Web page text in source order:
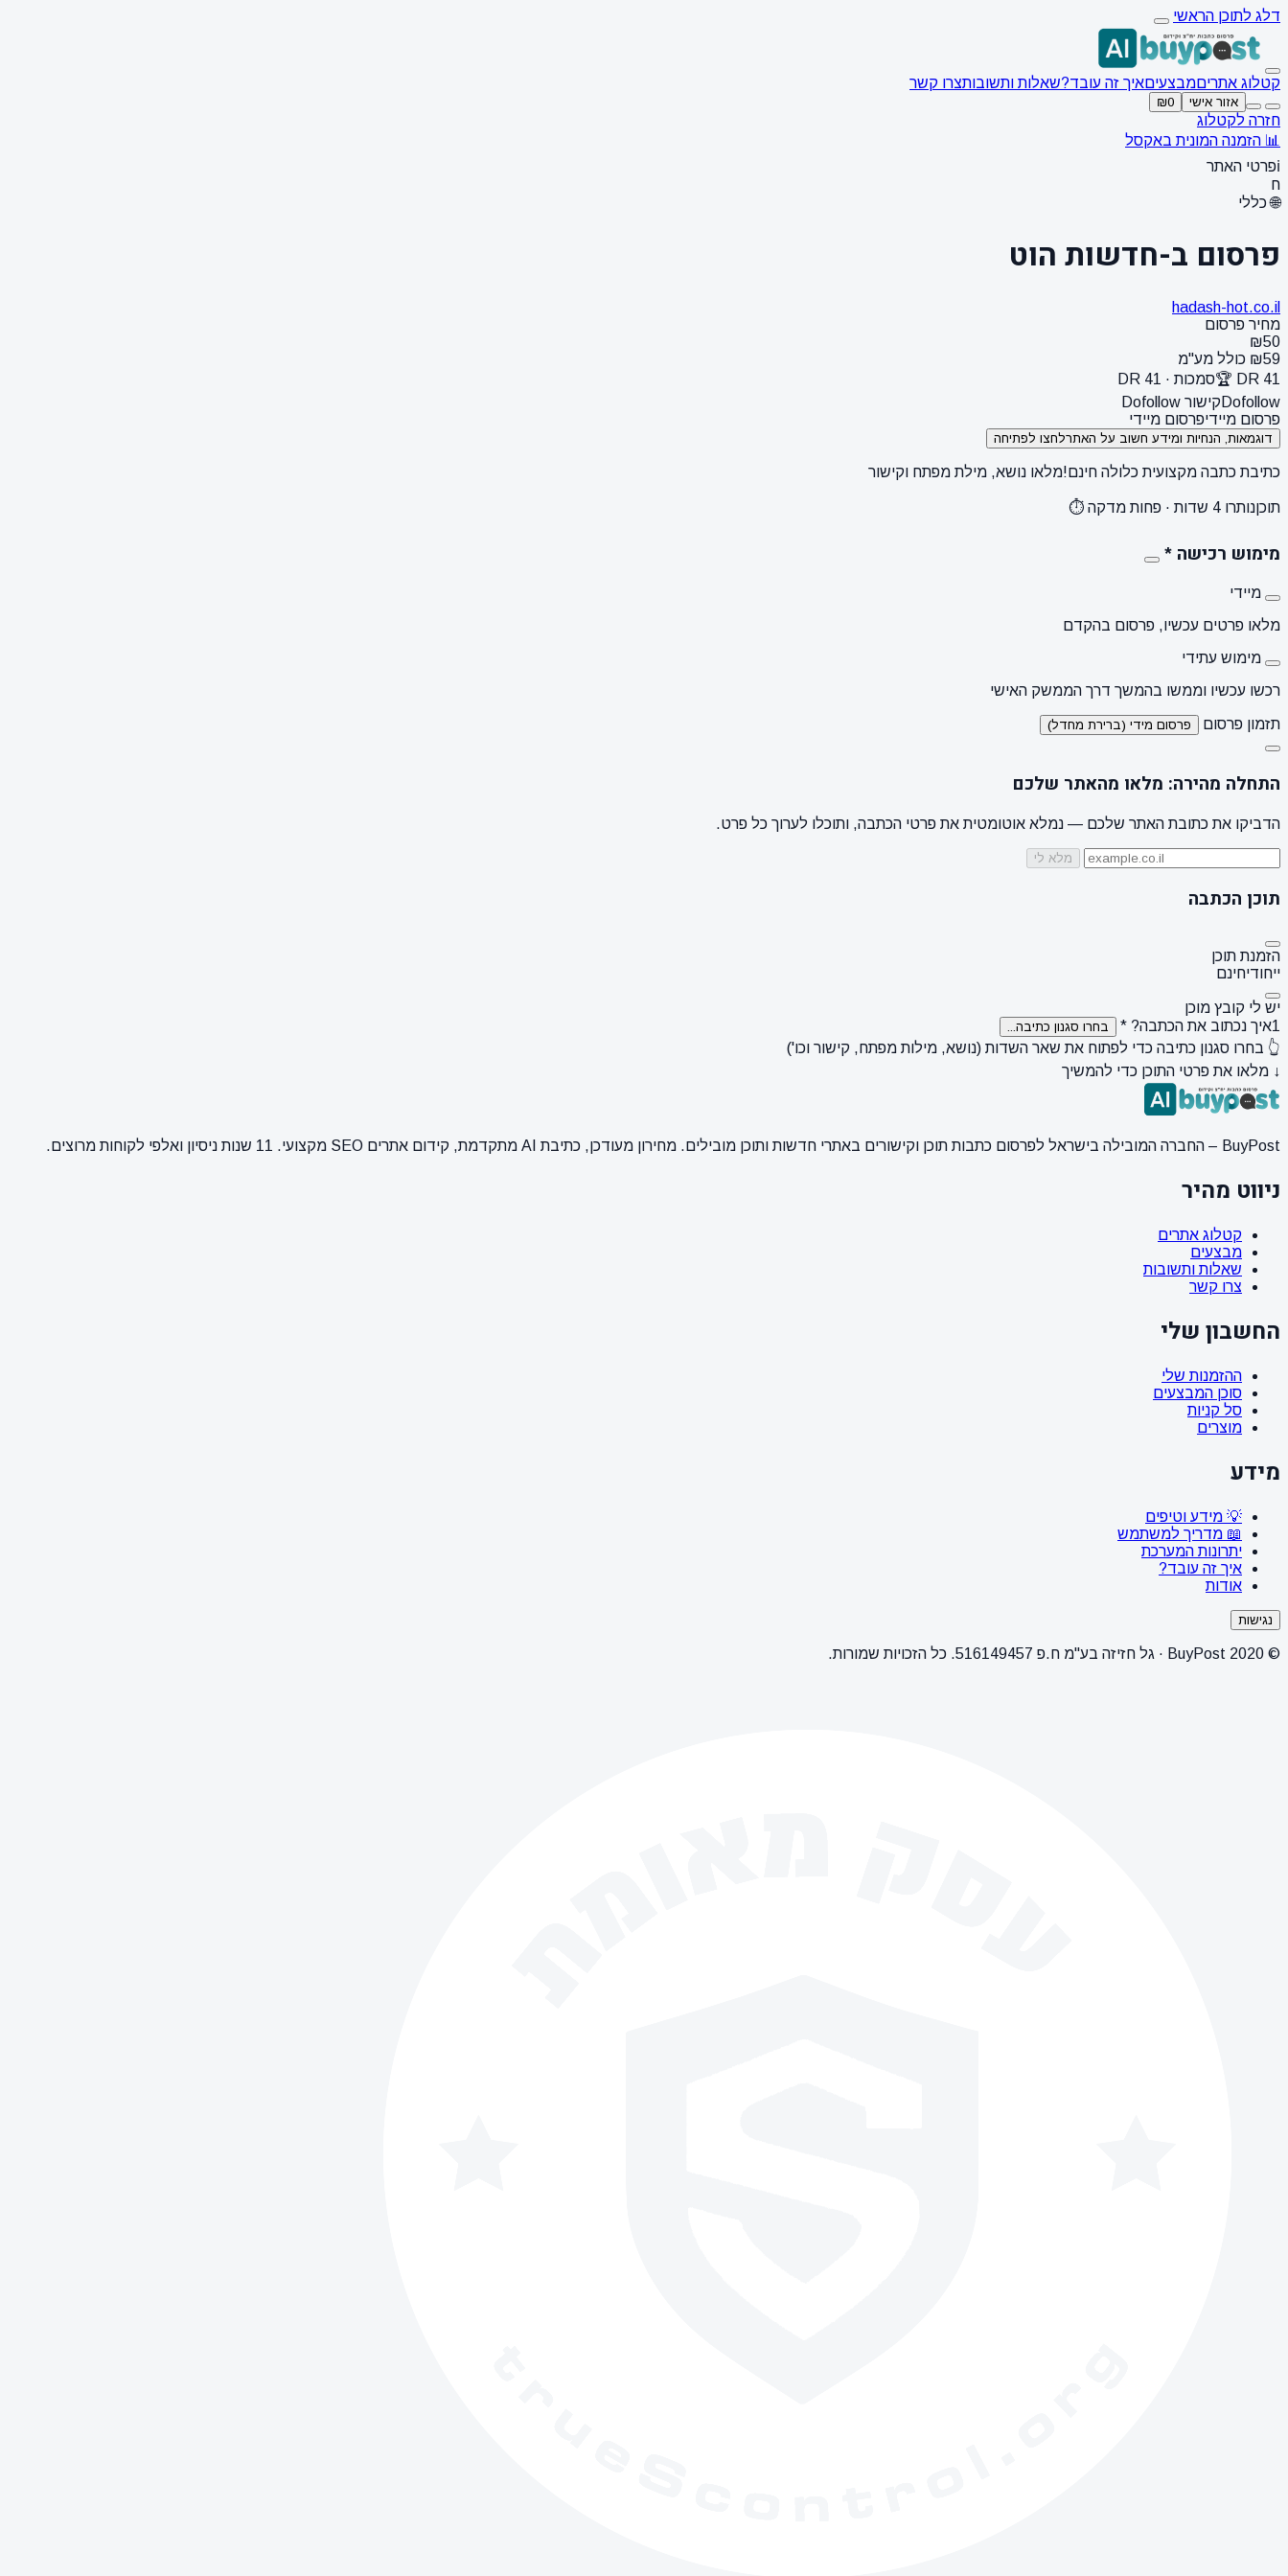
דלג לתוכן הראשי
קטלוג אתריםמבצעיםאיך זה עובד?שאלות ותשובותצרו קשר
אזור אישי ₪0
חזרה לקטלוג
📊 הזמנה המונית באקסל
ℹ️פרטי האתר
ח
🌐 כללי
פרסום ב-חדשות הוט
hadash-hot.co.il
מחיר פרסום
₪50
₪59 כולל מע"מ
DR 41 🏆
סמכות · DR 41
Dofollow קישור Dofollow
פרסום מיידיפרסום מיידי
דוגמאות, הנחיות ומידע חשוב על האתרלחצו לפתיחה
כתיבת כתבה מקצועית כלולה חינם!מלאו נושא, מילת מפתח וקישור
תוכןנותרו 4 שדות · פחות מדקה ⏱️
מימוש רכישה *
מיידי
מלאו פרטים עכשיו, פרסום בהקדם
מימוש עתידי
רכשו עכשיו וממשו בהמשך דרך הממשק האישי
תזמון פרסום פרסום מידי (ברירת מחדל)
התחלה מהירה: מלאו מהאתר שלכם
הדביקו את כתובת האתר שלכם — נמלא אוטומטית את פרטי הכתבה, ותוכלו לערוך כל פרט.
מלא לי
תוכן הכתבה
הזמנת תוכן
ייחודיחינם
יש לי קובץ מוכן
1איך נכתוב את הכתבה? * בחרו סגנון כתיבה...
👆 בחרו סגנון כתיבה כדי לפתוח את שאר השדות (נושא, מילות מפתח, קישור וכו')
↓ מלאו את פרטי התוכן כדי להמשיך
BuyPost – החברה המובילה בישראל לפרסום כתבות תוכן וקישורים באתרי חדשות ותוכן מובילים. מחירון מעודכן, כתיבת AI מתקדמת, קידום אתרים SEO מקצועי. 11 שנות ניסיון ואלפי לקוחות מרוצים.
ניווט מהיר
קטלוג אתרים
מבצעים
שאלות ותשובות
צרו קשר
החשבון שלי
ההזמנות שלי
סוכן המבצעים
סל קניות
מוצרים
מידע
💡 מידע וטיפים
📖 מדריך למשתמש
יתרונות המערכת
איך זה עובד?
אודות
נגישות
© 2020 BuyPost · גל חזיזה בע"מ ח.פ 516149457. כל הזכויות שמורות.